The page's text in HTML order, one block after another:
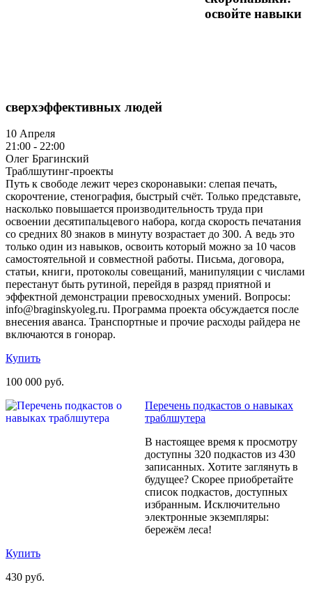
освойте навыки
сверхэффективных людей
10 Апреля
21:00 - 22:00
Олег Брагинский
Траблшутинг-проекты
Путь к свободе лежит через скоронавыки: слепая печать,
скорочтение, стенография, быстрый счёт. Только представьте,
насколько повышается производительность труда при
освоении десятипальцевого набора, когда скорость печатания
со средних 80 знаков в минуту возрастает до 300. А ведь это
только один из навыков, освоить который можно за 10 часов
самостоятельной и совместной работы. Письма, договора,
статьи, книги, протоколы совещаний, манипуляции с числами
перестанут быть рутиной, перейдя в разряд приятной и
эффектной демонстрации превосходных умений. Вопросы:
info@braginskyoleg.ru. Программа проекта обсуждается после
внесения аванса. Транспортные и прочие расходы райдера не
включаются в гонорар.
Купить
100 000 руб.
Перечень подкастов о навыках
траблшутера
В настоящее время к просмотру
доступны 320 подкастов из 430
записанных. Хотите заглянуть в
будущее? Скорее приобретайте
список подкастов, доступных
избранным. Исключительно
электронные экземпляры:
бережём леса!
Купить
430 руб.